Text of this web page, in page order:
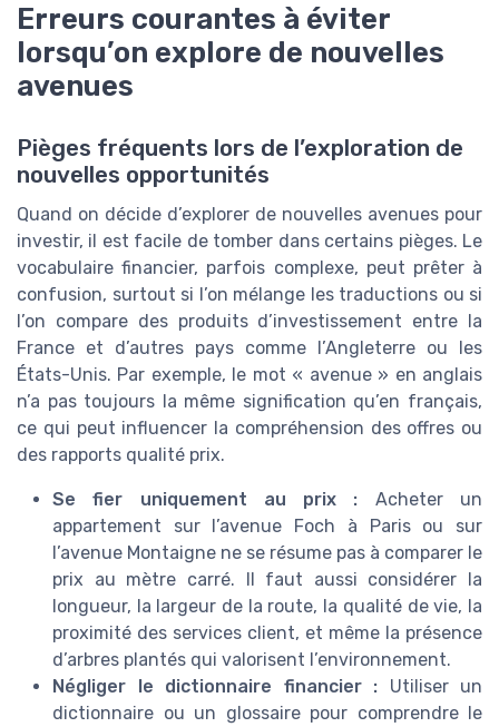
Erreurs courantes à éviter
lorsqu’on explore de nouvelles
avenues
Pièges fréquents lors de l’exploration de
nouvelles opportunités
Quand on décide d’explorer de nouvelles avenues pour
investir, il est facile de tomber dans certains pièges. Le
vocabulaire financier, parfois complexe, peut prêter à
confusion, surtout si l’on mélange les traductions ou si
l’on compare des produits d’investissement entre la
France et d’autres pays comme l’Angleterre ou les
États-Unis. Par exemple, le mot « avenue » en anglais
n’a pas toujours la même signification qu’en français,
ce qui peut influencer la compréhension des offres ou
des rapports qualité prix.
Se fier uniquement au prix : Acheter un
appartement sur l’avenue Foch à Paris ou sur
l’avenue Montaigne ne se résume pas à comparer le
prix au mètre carré. Il faut aussi considérer la
longueur, la largeur de la route, la qualité de vie, la
proximité des services client, et même la présence
d’arbres plantés qui valorisent l’environnement.
Négliger le dictionnaire financier : Utiliser un
dictionnaire ou un glossaire pour comprendre le